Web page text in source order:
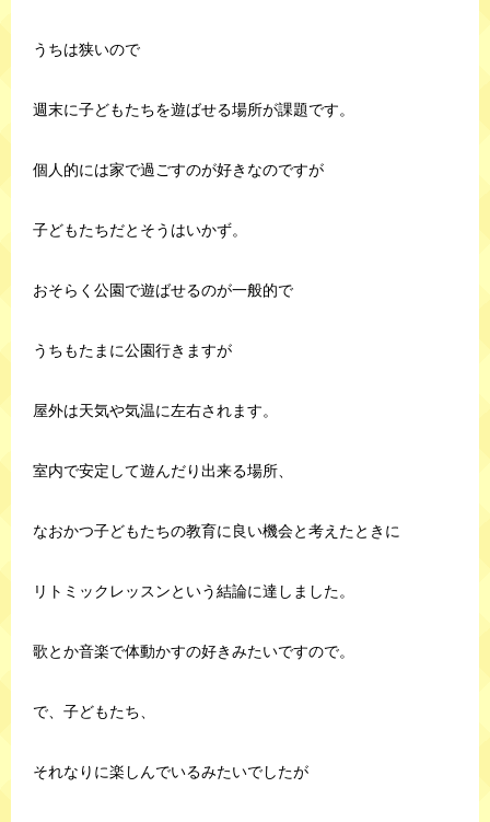
うちは狭いので
週末に子どもたちを遊ばせる場所が課題です。
個人的には家で過ごすのが好きなのですが
子どもたちだとそうはいかず。
おそらく公園で遊ばせるのが一般的で
うちもたまに公園行きますが
屋外は天気や気温に左右されます。
室内で安定して遊んだり出来る場所、
なおかつ子どもたちの教育に良い機会と考えたときに
リトミックレッスンという結論に達しました。
歌とか音楽で体動かすの好きみたいですので。
で、子どもたち、
それなりに楽しんでいるみたいでしたが